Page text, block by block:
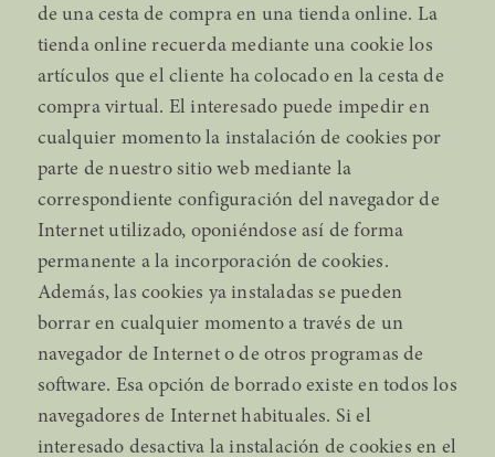
de una cesta de compra en una tienda online. La
tienda online recuerda mediante una cookie los
artículos que el cliente ha colocado en la cesta de
compra virtual. El interesado puede impedir en
cualquier momento la instalación de cookies por
parte de nuestro sitio web mediante la
correspondiente configuración del navegador de
Internet utilizado, oponiéndose así de forma
permanente a la incorporación de cookies.
Además, las cookies ya instaladas se pueden
borrar en cualquier momento a través de un
navegador de Internet o de otros programas de
software. Esa opción de borrado existe en todos los
navegadores de Internet habituales. Si el
interesado desactiva la instalación de cookies en el